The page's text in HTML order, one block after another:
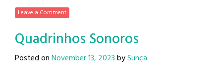
Leave a Comment
Quadrinhos Sonoros
Posted onNovember 13, 2023bySunça